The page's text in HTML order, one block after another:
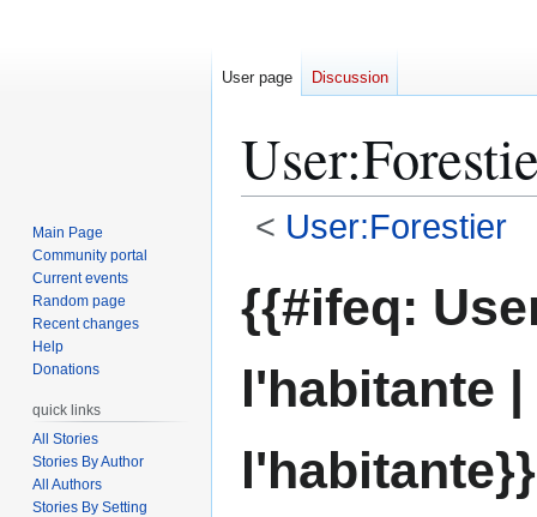
User:
< User:Forestier
to
navigation
to
search
{{#ifeq:
l'habitante
User page Discussion
Main Page
Community portal
Current events
Random page
Recent changes
Help
Donations
quick links
All Stories
Stories By Author
All Authors
Stories By Setting